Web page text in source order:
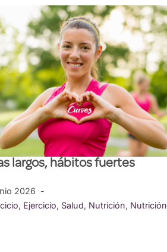
largos, hábitos fuertes
2026
, Ejercicio, Salud, Nutrición, Nutrición